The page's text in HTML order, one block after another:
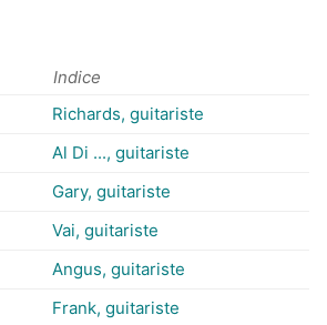
Indice
Richards, guitariste
Al Di ..., guitariste
Gary, guitariste
Vai, guitariste
Angus, guitariste
Frank, guitariste